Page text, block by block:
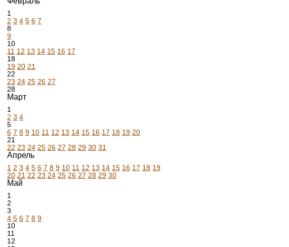
1
2 3 4 5 6 7
8
9
10
11 12 13 14 15 16 17
18
19 20 21
22
23 24 25 26 27
28
Март
1
2 3 4
5
6 7 8 9 10 11 12 13 14 15 16 17 18 19 20
21
22 23 24 25 26 27 28 29 30 31
Апрель
1 2 3 4 5 6 7 8 9 10 11 12 13 14 15 16 17 18 19
20 21 22 23 24 25 26 27 28 29 30
Май
1
2
3
4 5 6 7 8 9
10
11
12